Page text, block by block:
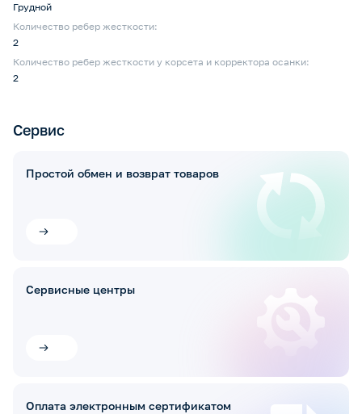
Грудной
Количество ребер жесткости:
2
Количество ребер жесткости у корсета и корректора осанки:
2
Сервис
Простой обмен и возврат товаров
Сервисные центры
Оплата электронным сертификатом